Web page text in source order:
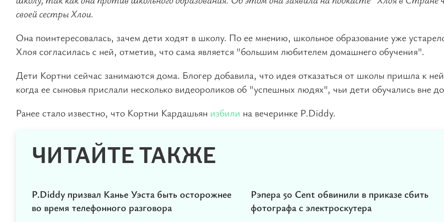
своей сестры Хлои.
Она поинтересовалась, зачем дети ходят в школу. По ее мнению, школьное образование уже
Хлоя согласилась с ней, отметив, что сама является "большим любителем домашнего обучения".
Дети Кортни сейчас занимаются дома. Блогер добавила, что идея отказаться от школы пришла к
когда ее сыновья прислали несколько видеороликов об "успешных людях", чьи дети обучались вне
Ранее стало известно, что Кортни Кардашьян избили на вечеринке P.Diddy.
ЧИТАЙТЕ ТАКЖЕ
P.Diddy призвал Канье Уэста быть осторожнее
во время телефонного разговора
Рэпера 50 Cent обвинили в приказе сбить
фотографа с электроскутера